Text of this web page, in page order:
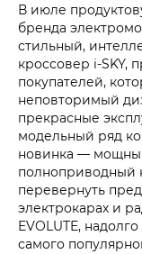
В июле
бренда
стильный,
кроссовер
покупателей,
неповторимый
прекрасные
модельный ряд
новинка —
полноприводный
перевернуть
электрокарах и
EVOLUTE,
самого